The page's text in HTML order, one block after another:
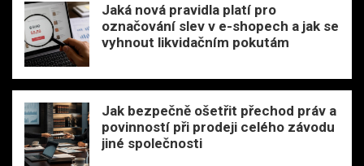
Jaká nová pravidla platí pro
označování slev v e-shopech a jak se
vyhnout likvidačním pokutám
Jak bezpečně ošetřit přechod práv a
povinností při prodeji celého závodu
jiné společnosti